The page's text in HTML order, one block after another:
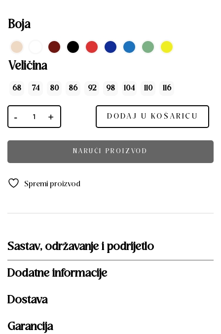
Boja
Veličina
68 74 80 86 92 98 104 110 116
DODAJ U KOŠARICU
NARUČI PROIZVOD
Spremi proizvod
Sastav, održavanje i podrijetlo
Dodatne informacije
Dostava
Garancija